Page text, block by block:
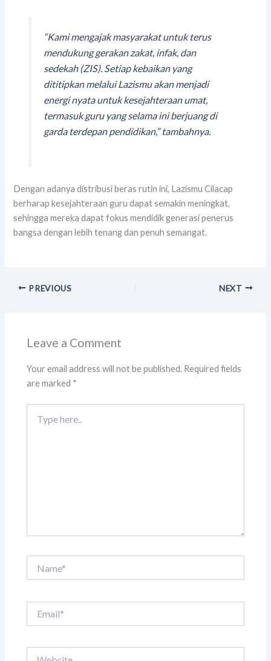
“Kami mengajak masyarakat untuk terus
mendukung gerakan zakat, infak, dan
sedekah (ZIS). Setiap kebaikan yang
dititipkan melalui Lazismu akan menjadi
energi nyata untuk kesejahteraan umat,
termasuk guru yang selama ini berjuang di
garda terdepan pendidikan,”tambahnya.
Dengan adanya distribusi beras rutin ini, Lazismu Cilacap
berharap kesejahteraan guru dapat semakin meningkat,
sehingga mereka dapat fokus mendidik generasi penerus
bangsa dengan lebih tenang dan penuh semangat.
PREVIOUS NEXT
Leave a Comment
Your email address will not be published. Required fields
are marked *
here..